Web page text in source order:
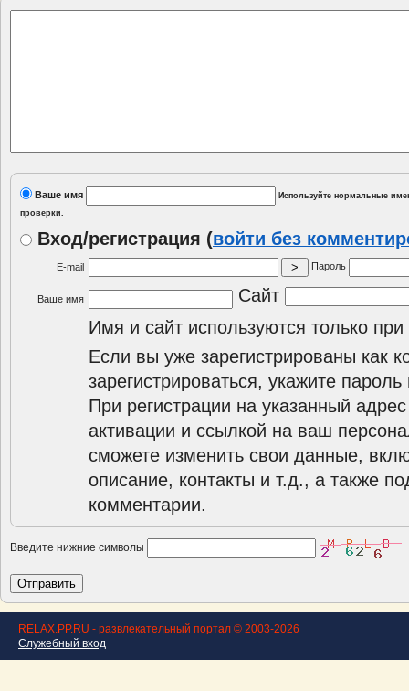
Ваше имя
Используйте нормальные
проверки.
Вход/регистрация (войти без
E-mail Пароль
Ваше имя
Сайт
Имя и сайт используются только при
Если вы уже зарегистрированы как
зарегистрироваться, укажите
При регистрации на указанный
активации и ссылкой на ваш
сможете изменить свои данные,
описание, контакты и т.д., а также
комментарии.
Введите нижние символы
RELAX.PP.RU - развлекательный портал © 2003-2026
Служебный вход